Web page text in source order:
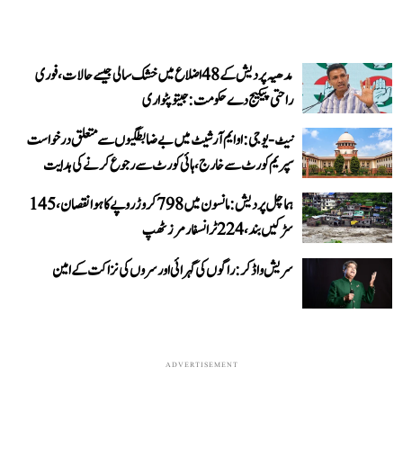
مدھیہ پردیش کے 48 اضلاع میں خشک سالی جیسے حالات، فوری
راحتی پیکیج دے حکومت: جیتو پٹواری
نیٹ-یو جی: او ایم آر شیٹ میں بے ضابطگیوں سے متعلق درخواست
سپریم کورٹ سے خارج، ہائی کورٹ سے رجوع کرنے کی ہدایت
ہماچل پردیش: مانسون میں 798 کروڑ روپے کا ہوا نقصان، 145
سڑکیں بند، 224 ٹرانسفارمرز ٹھپ
سریش واڈکر: راگوں کی گہرائی اور سروں کی نزاکت کے امین
ADVERTISEMENT